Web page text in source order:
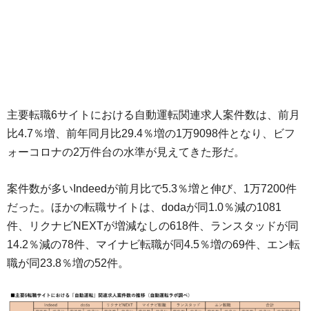
主要転職6サイトにおける自動運転関連求人案件数は、前月
比4.7％増、前年同月比29.4％増の1万9098件となり、ビフ
ォーコロナの2万件台の水準が見えてきた形だ。
案件数が多いIndeedが前月比で5.3％増と伸び、1万7200件
だった。ほかの転職サイトは、dodaが同1.0％減の1081
件、リクナビNEXTが増減なしの618件、ランスタッドが同
14.2％減の78件、マイナビ転職が同4.5％増の69件、エン転
職が同23.8％増の52件。